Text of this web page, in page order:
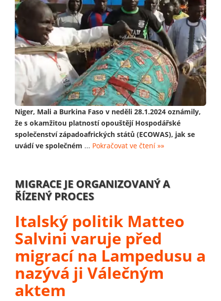
Niger, Mali a Burkina Faso v neděli 28.1.2024 oznámily,
že s okamžitou platností opouštějí Hospodářské
společenství západoafrických států (ECOWAS), jak se
uvádí ve společném ... Pokračovat ve čtení »»
MIGRACE JE ORGANIZOVANÝ A
ŘÍZENÝ PROCES
Italský politik Matteo
Salvini varuje před
migrací na Lampedusu a
nazývá ji Válečným
aktem